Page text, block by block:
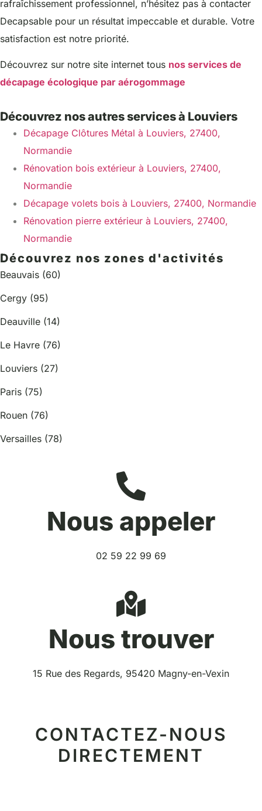
rafraîchissement professionnel, n’hésitez pas à contacter
Decapsable pour un résultat impeccable et durable. Votre
satisfaction est notre priorité.
Découvrez sur notre site internet tous nos services de
décapage écologique par aérogommage
Découvrez nos autres services à Louviers
Décapage Clôtures Métal à Louviers, 27400,
Normandie
Rénovation bois extérieur à Louviers, 27400,
Normandie
Décapage volets bois à Louviers, 27400, Normandie
Rénovation pierre extérieur à Louviers, 27400,
Normandie
Découvrez nos zones d'activités
Beauvais (60)
Cergy (95)
Deauville (14)
Le Havre (76)
Louviers (27)
Paris (75)
Rouen (76)
Versailles (78)
Nous appeler
02 59 22 99 69
Nous trouver
15 Rue des Regards, 95420 Magny-en-Vexin
CONTACTEZ-NOUS
DIRECTEMENT